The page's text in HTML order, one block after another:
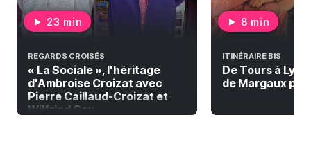
23 min
REGARDS CROISÉS
« La Sociale », l'héritage
d'Ambroise Croizat avec
Pierre Caillaud-Croizat et
Wilfried Gay
8 min
ITINÉRAIRE BIS
De Tours à
de Margaux